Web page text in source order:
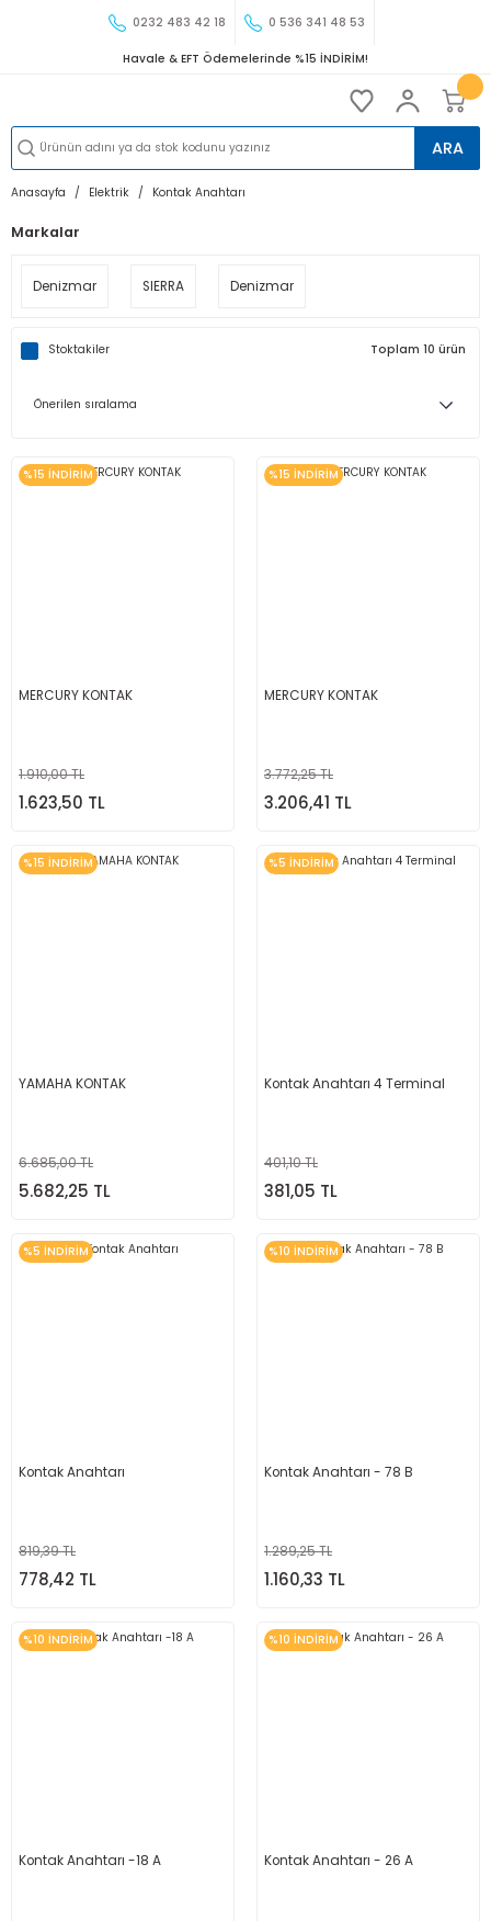
0232 483 42 18 0 536 341 48 53
Havale & EFT Ödemelerinde %15 İNDİRİM!
ARA
Anasayfa Elektrik Kontak Anahtarı
Markalar
Denizmar SIERRA Denizmar
Stoktakiler Toplam 10 ürün
%15 İNDİRİM
MERCURY KONTAK
1.910,00 TL
1.623,50 TL
%15 İNDİRİM
MERCURY KONTAK
3.772,25 TL
3.206,41 TL
%15 İNDİRİM
YAMAHA KONTAK
6.685,00 TL
5.682,25 TL
%5 İNDİRİM
Kontak Anahtarı 4 Terminal
401,10 TL
381,05 TL
%5 İNDİRİM
Kontak Anahtarı
819,39 TL
778,42 TL
%10 İNDİRİM
Kontak Anahtarı - 78 B
1.289,25 TL
1.160,33 TL
%10 İNDİRİM
Kontak Anahtarı -18 A
%10 İNDİRİM
Kontak Anahtarı - 26 A